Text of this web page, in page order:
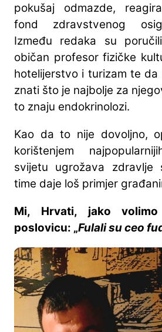
pokušaj odmazde,
fond zdravstvenog
Između redaka su
običan profesor fizičke
hotelijerstvo i turizam te da
znati što je najbolje za
to znaju endokrinolozi.
Kao da to nije dovoljno,
korištenjem
svijetu ugrožava
time daje loš primjer
Mi, Hrvati, jako
poslovicu: „Fulali su ceo